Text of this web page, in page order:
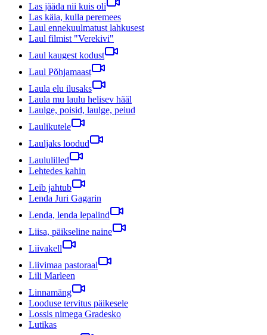
Las jääda nii kuis oli
Las käia, kulla peremees
Laul ennekuulmatust lahkusest
Laul filmist "Verekivi"
Laul kaugest kodust
Laul Põhjamaast
Laula elu ilusaks
Laula mu laulu helisev hääl
Laulge, poisid, laulge, peiud
Laulikutele
Lauljaks loodud
Laululilled
Lehtedes kahin
Leib jahtub
Lenda Juri Gagarin
Lenda, lenda lepalind
Liisa, päikseline naine
Liivakell
Liivimaa pastoraal
Lili Marleen
Linnamäng
Looduse tervitus päikesele
Lossis nimega Gradesko
Lutikas